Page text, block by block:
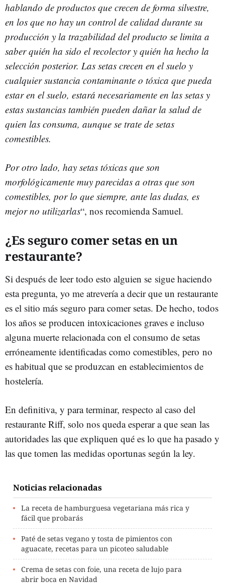
hablando de productos que crecen de forma silvestre,
en los que no hay un control de calidad durante su
producción y la trazabilidad del producto se limita a
saber quién ha sido el recolector y quién ha hecho la
selección posterior. Las setas crecen en el suelo y
cualquier sustancia contaminante o tóxica que pueda
estar en el suelo, estará necesariamente en las setas y
estas sustancias también pueden dañar la salud de
quien las consuma, aunque se trate de setas
comestibles.
Por otro lado, hay setas tóxicas que son
morfológicamente muy parecidas a otras que son
comestibles, por lo que siempre, ante las dudas, es
mejor no utilizarlas“, nos recomienda Samuel.
¿Es seguro comer setas en un
restaurante?
Si después de leer todo esto alguien se sigue haciendo
esta pregunta, yo me atrevería a decir que un restaurante
es el sitio más seguro para comer setas. De hecho, todos
los años se producen intoxicaciones graves e incluso
alguna muerte relacionada con el consumo de setas
erróneamente identificadas como comestibles, pero no
es habitual que se produzcan en establecimientos de
hostelería.
En definitiva, y para terminar, respecto al caso del
restaurante Riff, solo nos queda esperar a que sean las
autoridades las que expliquen qué es lo que ha pasado y
las que tomen las medidas oportunas según la ley.
Noticias relacionadas
La receta de hamburguesa vegetariana más rica y
fácil que probarás
Paté de setas vegano y tosta de pimientos con
aguacate, recetas para un picoteo saludable
Crema de setas con foie, una receta de lujo para
abrir boca en Navidad